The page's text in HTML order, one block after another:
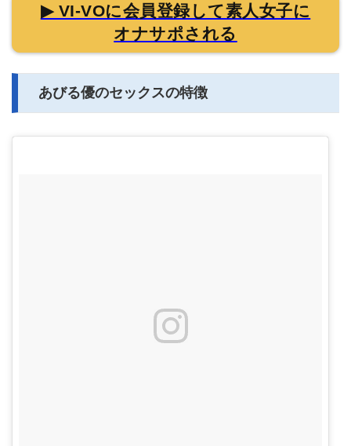
▶ VI-VOに会員登録して素人女子に
オナサポされる
あびる優のセックスの特徴